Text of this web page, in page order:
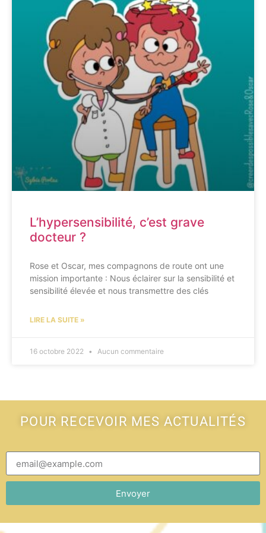
L’hypersensibilité, c’est grave
docteur ?
Rose et Oscar, mes compagnons de route ont une
mission importante : Nous éclairer sur la sensibilité et
sensibilité élevée et nous transmettre des clés
LIRE LA SUITE »
16 octobre 2022 Aucun commentaire
POUR RECEVOIR MES ACTUALITÉS
Envoyer